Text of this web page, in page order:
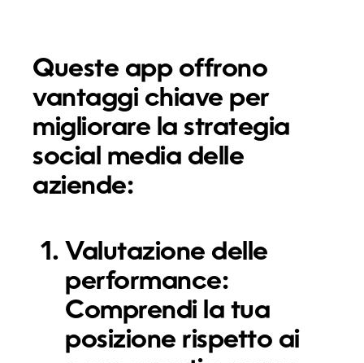
Queste app offrono
vantaggi chiave per
migliorare la strategia
social media delle
aziende:
Valutazione delle
performance:
Comprendi la tua
posizione rispetto ai